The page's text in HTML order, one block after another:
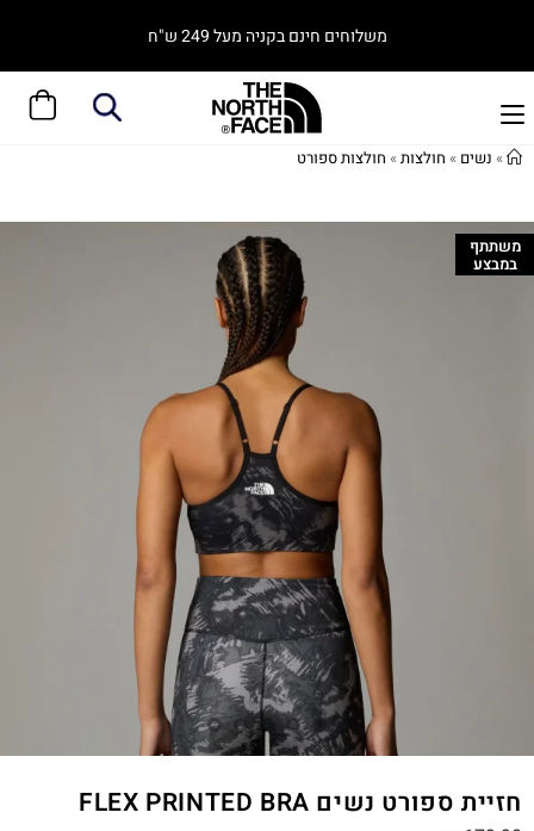
משלוחים חינם בקניה מעל 249 ש"ח
» נשים » חולצות» חולצות ספורט
משתתף
במבצע
חזיית ספורט נשים FLEX PRINTED BRA